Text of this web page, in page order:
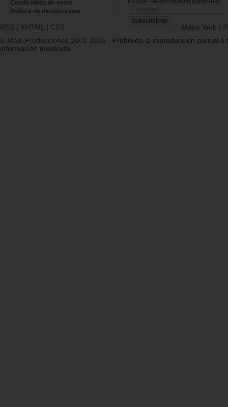
Condiciones de venta
Política de devoluciones
RSS | XHTML | CSS Mapa Web |
© Majo Producciones 2001-2026 - Prohibida la reproducción parcial o
información mostrada